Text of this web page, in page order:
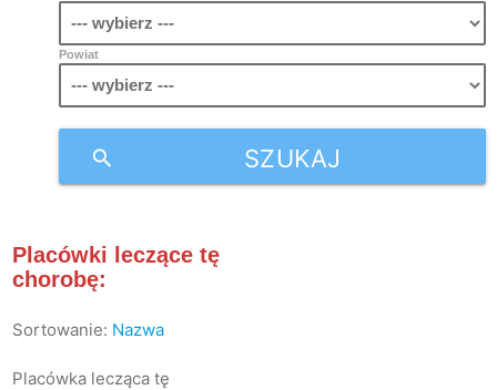
Powiat
SZUKAJ
search
Placówki leczące tę
chorobę:
Sortowanie: Nazwa
Placówka lecząca tę